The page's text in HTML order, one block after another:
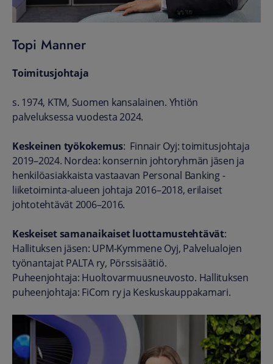
Topi Manner
Toimitusjohtaja
s. 1974, KTM, Suomen kansalainen. Yhtiön
palveluksessa vuodesta 2024.
Keskeinen työkokemus: Finnair Oyj: toimitusjohtaja
2019–2024. Nordea: konsernin johtoryhmän jäsen ja
henkilöasiakkaista vastaavan Personal Banking -
liiketoiminta-alueen johtaja 2016–2018, erilaiset
johtotehtävät 2006–2016.
Keskeiset samanaikaiset luottamustehtävät:
Hallituksen jäsen: UPM-Kymmene Oyj, Palvelualojen
työnantajat PALTA ry, Pörssisäätiö.
Puheenjohtaja: Huoltovarmuusneuvosto. Hallituksen
puheenjohtaja: FiCom ry ja Keskuskauppakamari.